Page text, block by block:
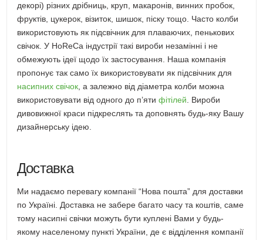
декорі) різних дрібниць, круп, макаронів, винних пробок,
фруктів, цукерок, візиток, шишок, піску тощо. Часто колби
використовують як підсвічник для плаваючих, пенькових
свічок. У HoReCa індустрії такі вироби незамінні і не
обмежують ідеї щодо їх застосування. Наша компанія
пропонує так само їх використовувати як підсвічник для
насипних свічок , а залежно від діаметра колби можна
використовувати від одного до п’ятифітілей . Вироби
дивовижної краси підкреслять та доповнять будь-яку Вашу
дизайнерську ідею.
Доставка
Ми надаємо перевагу компанії “Нова пошта” для доставки
по Україні. Доставка не забере багато часу та коштів, саме
тому насипні свічки можуть бути куплені Вами у будь-
якому населеному пункті України, де є відділення компанії